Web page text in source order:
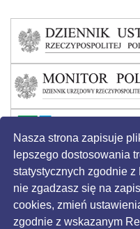
Nasza strona zapisuje
lepszego dostosowania
statystycznych zgodnie
nie zgadzasz się na
cookies, zmień
zgodnie z wskazanym